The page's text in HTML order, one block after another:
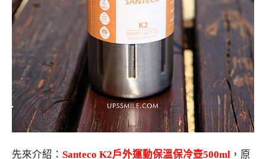
先來介紹： Santeco K2戶外運動保溫保冷壺500ml ，原